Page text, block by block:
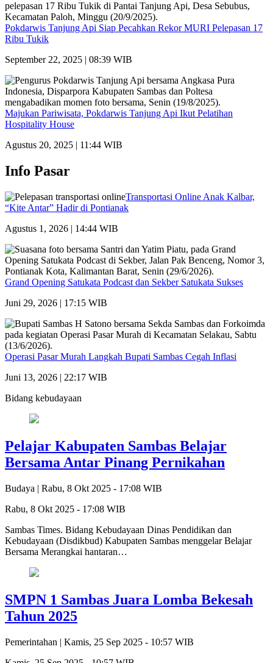
Pokdarwis Tanjung Api Siap Pecahkan Rekor MURI Pelepasan 17
Ribu Tukik
September 22, 2025 | 08:39 WIB
Majukan Pariwisata, Pokdarwis Tanjung Api Ikut Pelatihan
Hospitality House
Agustus 20, 2025 | 11:44 WIB
Info Pasar
Transportasi Online Anak Kalbar,
“Kite Antar” Hadir di Pontianak
Agustus 1, 2026 | 14:44 WIB
Grand Opening Satukata Podcast dan Sekber Satukata Sukses
Juni 29, 2026 | 17:15 WIB
Operasi Pasar Murah Langkah Bupati Sambas Cegah Inflasi
Juni 13, 2026 | 22:17 WIB
Bidang kebudayaan
Pelajar Kabupaten Sambas Belajar
Bersama Antar Pinang Pernikahan
Budaya | Rabu, 8 Okt 2025 - 17:08 WIB
Rabu, 8 Okt 2025 - 17:08 WIB
Sambas Times. Bidang Kebudayaan Dinas Pendidikan dan
Kebudayaan (Disdikbud) Kabupaten Sambas menggelar Belajar
Bersama Merangkai hantaran…
SMPN 1 Sambas Juara Lomba Bekesah
Tahun 2025
Pemerintahan | Kamis, 25 Sep 2025 - 10:57 WIB